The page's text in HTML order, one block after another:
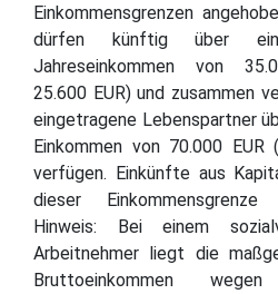
Einkommensgrenzen
dürfen künftig über
Jahreseinkommen von
25.600 EUR) und zusammen
eingetragene Lebenspartner
Einkommen von 70.000 EUR
verfügen. Einkünfte aus
dieser
Hinweis: Bei einem
Arbeitnehmer liegt die
Bruttoeinkommen